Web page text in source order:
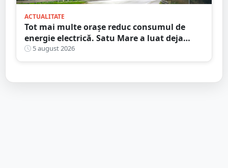
ACTUALITATE
Tot mai multe orașe reduc consumul de
energie electrică. Satu Mare a luat deja
măsuri. Cu ce soluții au venit ceilalți
primari
5 august 2026